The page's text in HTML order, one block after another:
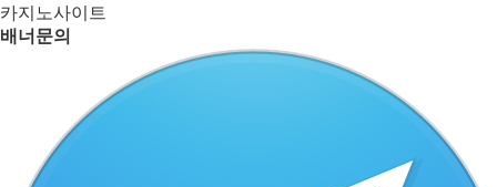
카지노사이트
배너문의